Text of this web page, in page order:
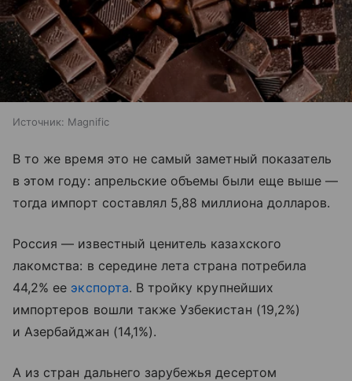
Источник: Magnific
В то же время это не самый заметный показатель
в этом году: апрельские объемы были еще выше —
тогда импорт составлял 5,88 миллиона долларов.
Россия — известный ценитель казахского
лакомства: в середине лета страна потребила
44,2% ее экспорта. В тройку крупнейших
импортеров вошли также Узбекистан (19,2%)
и Азербайджан (14,1%).
А из стран дальнего зарубежья десертом